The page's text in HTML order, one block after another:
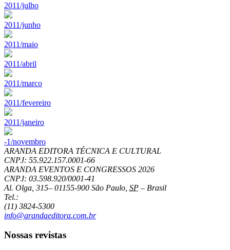
2011/julho
2011/junho
2011/maio
2011/abril
2011/marco
2011/fevereiro
2011/janeiro
-1/novembro
ARANDA EDITORA TÉCNICA E CULTURAL
CNPJ: 55.922.157.0001-66
ARANDA EVENTOS E CONGRESSOS 2026
CNPJ: 03.598.920/0001-41
Al. Olga, 315– 01155-900 São Paulo SP – Brasil
Tel.:
(11) 3824-5300
info@arandaeditora.com.br
Nossas revistas